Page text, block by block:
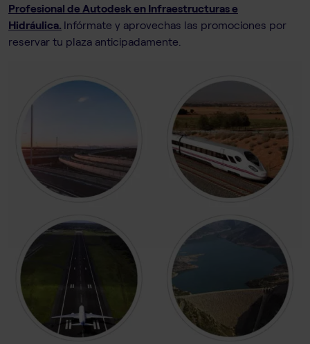
Profesional de Autodesk en Infraestructuras e
Hidráulica. Infórmate y aprovechas las promociones por
reservar tu plaza anticipadamente.